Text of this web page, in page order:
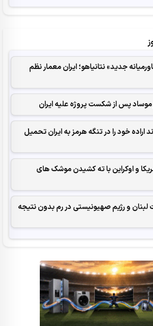
جدید» نتانیاهو؛ ایران معمار نظم
موساد پس از شکست پروژه علیه ایران
اراده خود را در تنگه هرمز به ایران تحمیل
و اوکراین با ته کشیدن موشک های
لبنان و رژیم صهیونیستی در رم بدون نتیجه